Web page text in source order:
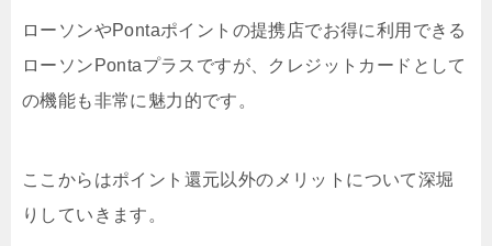
ローソンやPontaポイントの提携店でお得に利用できる
ローソンPontaプラスですが、クレジットカードとして
の機能も非常に魅力的です。
ここからはポイント還元以外のメリットについて深堀
りしていきます。